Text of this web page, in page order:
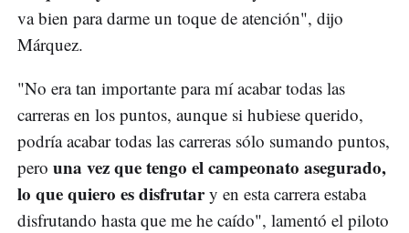
va bien para darme un toque de atención", dijo
Márquez.
"No era tan importante para mí acabar todas las
carreras en los puntos, aunque si hubiese querido,
podría acabar todas las carreras sólo sumando puntos,
pero una vez que tengo el campeonato asegurado,
lo que quiero es disfrutary en esta carrera estaba
disfrutando hasta que me he caído", lamentó el piloto